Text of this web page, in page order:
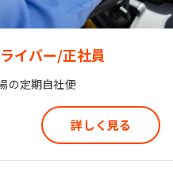
イバー/正社員
の定期自社便
詳しく見る